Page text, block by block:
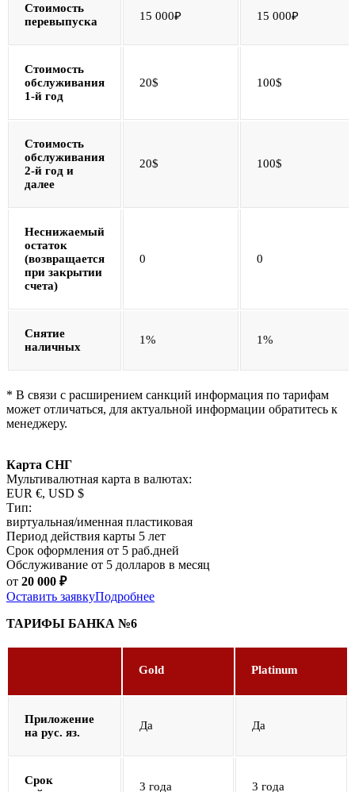
Стоимость
перевыпуска
15 000₽ 15 000₽
Стоимость
обслуживания
1-й год
20$ 100$
Стоимость
обслуживания
2-й год и
далее
20$ 100$
Неснижаемый
остаток
(возвращается
при закрытии
счета)
0 0
Снятие
наличных
1% 1%
* В связи с расширением санкций информация по тарифам
может отличаться, для актуальной информации обратитесь к
менеджеру.
Карта СНГ
Мультивалютная карта в валютах:
EUR €, USD $
Тип:
виртуальная/именная пластиковая
Период действия карты 5 лет
Срок оформления от 5 раб.дней
Обслуживание от 5 долларов в месяц
от 20 000 ₽
Оставить заявкуПодробнее
ТАРИФЫ БАНКА №6
Gold Platinum
Приложение
на рус. яз.
Да Да
Срок
3 года 3 года